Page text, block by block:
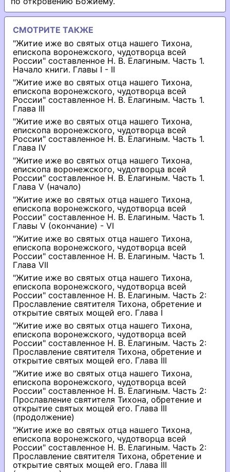
СМОТРИТЕ ТАКЖЕ
"Житие иже во святых отца нашего Тихона,
епископа воронежского, чудотворца всей
России" составленное Н. В. Елагиным. Часть 1.
Начало книги. Главы I - II
"Житие иже во святых отца нашего Тихона,
епископа воронежского, чудотворца всей
России" составленное Н. В. Елагиным. Часть 1.
Глава III
"Житие иже во святых отца нашего Тихона,
епископа воронежского, чудотворца всей
России" составленное Н. В. Елагиным. Часть 1.
Глава IV
"Житие иже во святых отца нашего Тихона,
епископа воронежского, чудотворца всей
России" составленное Н. В. Елагиным. Часть 1.
Глава V (начало)
"Житие иже во святых отца нашего Тихона,
епископа воронежского, чудотворца всей
России" составленное Н. В. Елагиным. Часть 1.
Главы V (окончание) - VI
"Житие иже во святых отца нашего Тихона,
епископа воронежского, чудотворца всей
России" составленное Н. В. Елагиным. Часть 1.
Глава VII
"Житие иже во святых отца нашего Тихона,
епископа воронежского, чудотворца всей
России" составленное Н. В. Елагиным. Часть 2:
Прославление святителя Тихона, обретение и
открытие святых мощей его. Глава I
"Житие иже во святых отца нашего Тихона,
епископа воронежского, чудотворца всей
России" составленное Н. В. Елагиным. Часть 2:
Прославление святителя Тихона, обретение и
открытие святых мощей его. Глава III
"Житие иже во святых отца нашего Тихона,
епископа воронежского, чудотворца всей
России" составленное Н. В. Елагиным. Часть 2:
Прославление святителя Тихона, обретение и
открытие святых мощей его. Глава III
(продолжение)
"Житие иже во святых отца нашего Тихона,
епископа воронежского, чудотворца всей
России" составленное Н. В. Елагиным. Часть 2:
Прославление святителя Тихона, обретение и
открытие святых мощей его. Глава III